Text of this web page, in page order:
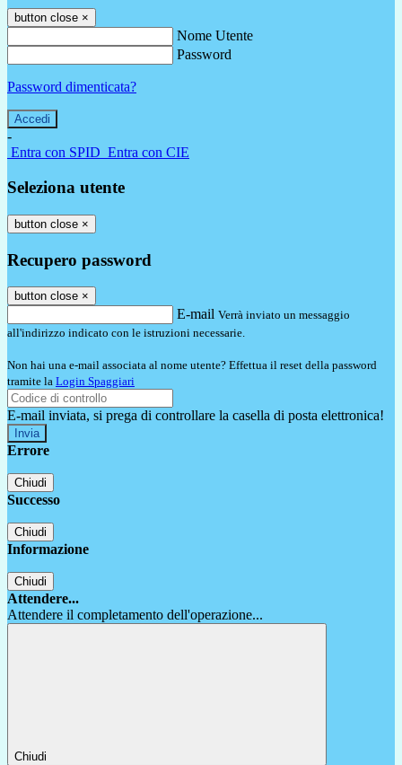
button close ×
Nome Utente
Password
Password dimenticata?
-
Entra con SPID Entra con CIE
Seleziona utente
button close ×
Recupero password
button close ×
E-mail Verrà inviato un messaggio
all'indirizzo indicato con le istruzioni necessarie.
Non hai una e-mail associata al nome utente? Effettua il reset della password
tramite la Login Spaggiari
E-mail inviata, si prega di controllare la casella di posta elettronica!
Errore
Chiudi
Successo
Chiudi
Informazione
Chiudi
Attendere...
Attendere il completamento dell'operazione...
Chiudi